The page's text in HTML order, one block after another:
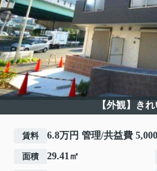
【外観】き
賃料 6.8万円 管理/共益費
面積 29.41㎡